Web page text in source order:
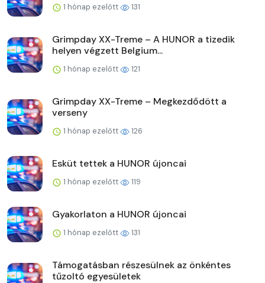
1 hónap ezelőtt 131
Grimpday XX-Treme – A HUNOR a tizedik
helyen végzett Belgium...
1 hónap ezelőtt 121
Grimpday XX-Treme – Megkezdődött a
verseny
1 hónap ezelőtt 126
Esküt tettek a HUNOR újoncai
1 hónap ezelőtt 119
Gyakorlaton a HUNOR újoncai
1 hónap ezelőtt 131
Támogatásban részesülnek az önkéntes
tűzoltó egyesületek